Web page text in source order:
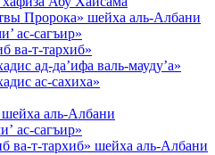
Пророка» шейха аль-Албани
ас-сагъир»
ва-т-тархиб»
ад-да’ифа валь-мауду’а»
ас-сахиха»
аль-Албани
ас-сагъир»
ва-т-тархиб» шейха аль-Албани